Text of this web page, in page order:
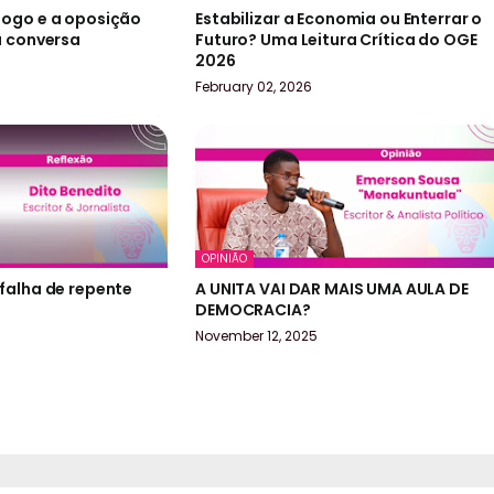
e a oposição
conversa
Estabilizar a Economia ou Enterrar o
Futuro? Uma Leitura Crítica do OGE
2026
February 02, 2026
de repente
OPINIÃO
A UNITA VAI DAR MAIS UMA AULA DE
DEMOCRACIA?
November 12, 2025